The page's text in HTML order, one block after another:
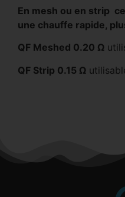
En mesh ou en strip
une chauffe rapide,
QF Meshed 0.20 Ω
QF Strip 0.15 Ω